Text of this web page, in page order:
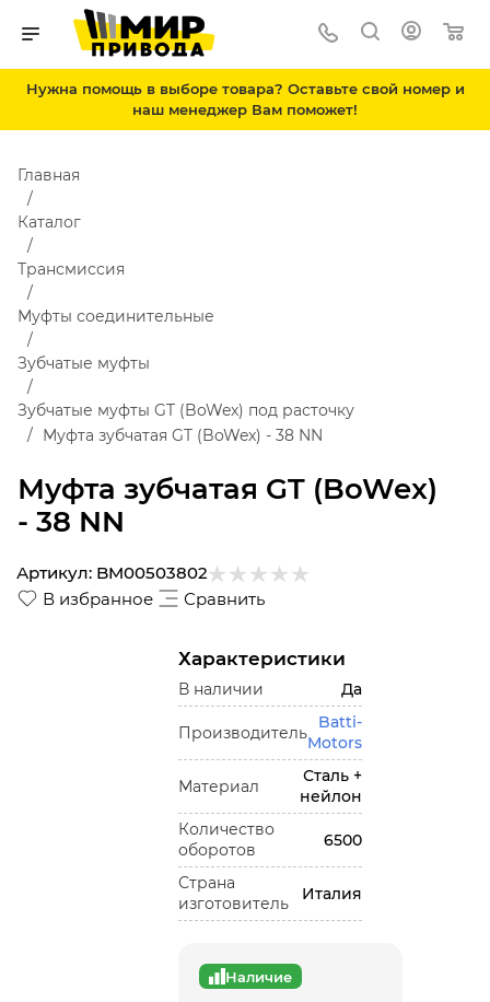
Нужна помощь в выборе товара? Оставьте свой номер и
наш менеджер Вам поможет!
Муфта зубчатая GT (BoWex)
- 38 NN
Главная
Каталог
Трансмиссия
Муфты соединительные
Зубчатые муфты
Зубчатые муфты GT (BoWex) под расточку
Муфта зубчатая GT (BoWex) - 38 NN
В избранное Сравнить
Артикул: BM00503802
Характеристики
В наличии Да
Производитель
Batti-
Motors
Материал
Сталь +
нейлон
Количество
оборотов
6500
Страна
изготовитель
Италия
Наличие